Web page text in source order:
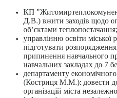
КП
Д.В.) вжити заходів щодо
об’єктами
управлінню освіти
підготувати
припинення навчального
навчальних закладах до 7
департаменту
(Костриця М.М.): довести
організацій міста